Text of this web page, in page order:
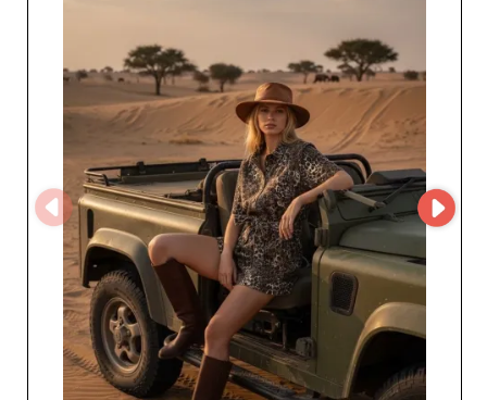
Wholesaler, les professionnels peuvent accéder en toute
confiance à des informations actualisées et nouer des
relations commerciales précieuses. Inscrivez-vous pour
découvrir l'offre complète de SensUniq, consulter son
catalogue et bénéficier d'un accès direct à son équipe
commerciale d'experts.